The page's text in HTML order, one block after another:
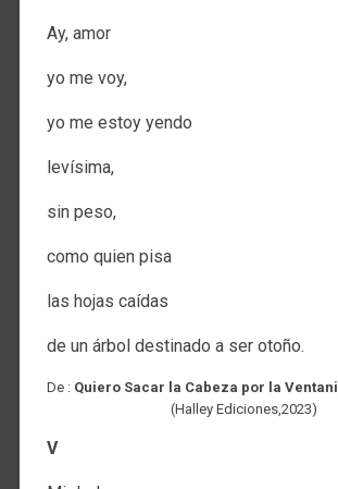
Ay, amor
yo me voy,
yo me estoy yendo
levísima,
sin peso,
como quien pisa
las hojas caídas
de un árbol destinado a ser otoño.
De : Quiero Sacar la Cabeza por la
(Halley Ediciones,2023)
V